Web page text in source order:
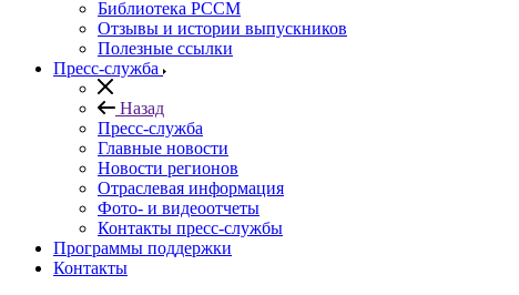
Библиотека РССМ
Отзывы и истории выпускников
Полезные ссылки
Пресс-служба
Назад
Пресс-служба
Главные новости
Новости регионов
Отраслевая информация
Фото- и видеоотчеты
Контакты пресс-службы
Программы поддержки
Контакты